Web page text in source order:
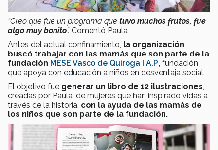
“Creo que fue un programa que tuvo muchos frutos, fue
algo muy bonito”. Comentó Paula.
Antes del actual confinamiento, la organización
buscó trabajar con las mamás que son parte de la
fundación MESE Vasco de Quiroga I.A.P, fundación
que apoya con educación a niños en desventaja social.
El objetivo fue generar un libro de 12 ilustraciones,
creadas por Paula, de mujeres que han inspirado vidas a
través de la historia, con la ayuda de las mamás de
los niños que son parte de la fundación.